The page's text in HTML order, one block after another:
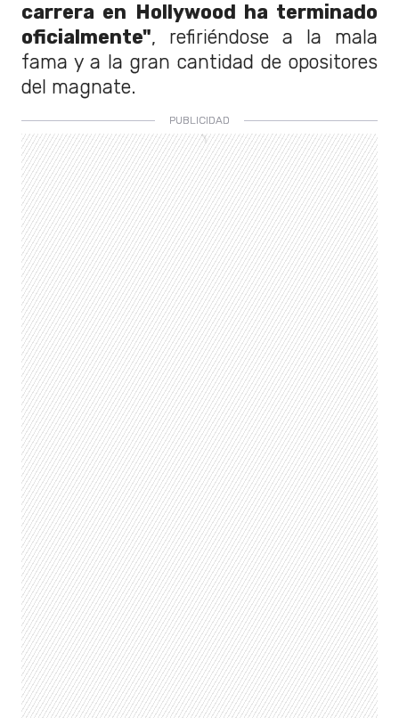
carrera en Hollywood ha terminado
oficialmente", refiriéndose a la mala
fama y a la gran cantidad de opositores
del magnate.